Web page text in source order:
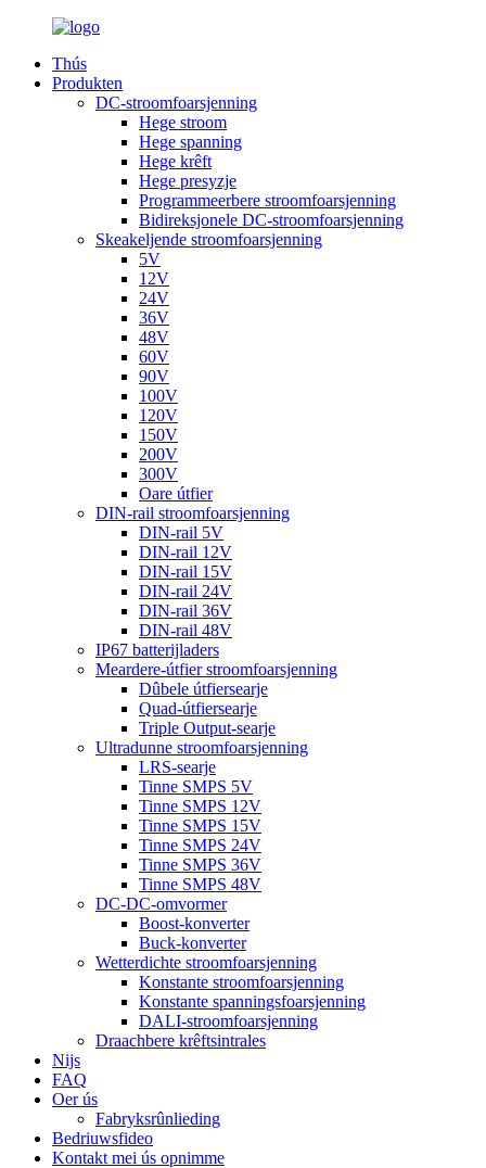
Thús
Produkten
DC-stroomfoarsjenning
Hege stroom
Hege spanning
Hege krêft
Hege presyzje
Programmeerbere stroomfoarsjenning
Bidireksjonele DC-stroomfoarsjenning
Skeakeljende stroomfoarsjenning
5V
12V
24V
36V
48V
60V
90V
100V
120V
150V
200V
300V
Oare útfier
DIN-rail stroomfoarsjenning
DIN-rail 5V
DIN-rail 12V
DIN-rail 15V
DIN-rail 24V
DIN-rail 36V
DIN-rail 48V
IP67 batterijladers
Meardere-útfier stroomfoarsjenning
Dûbele útfiersearje
Quad-útfiersearje
Triple Output-searje
Ultradunne stroomfoarsjenning
LRS-searje
Tinne SMPS 5V
Tinne SMPS 12V
Tinne SMPS 15V
Tinne SMPS 24V
Tinne SMPS 36V
Tinne SMPS 48V
DC-DC-omvormer
Boost-konverter
Buck-konverter
Wetterdichte stroomfoarsjenning
Konstante stroomfoarsjenning
Konstante spanningsfoarsjenning
DALI-stroomfoarsjenning
Draachbere krêftsintrales
Nijs
FAQ
Oer ús
Fabryksrûnlieding
Bedriuwsfideo
Kontakt mei ús opnimme